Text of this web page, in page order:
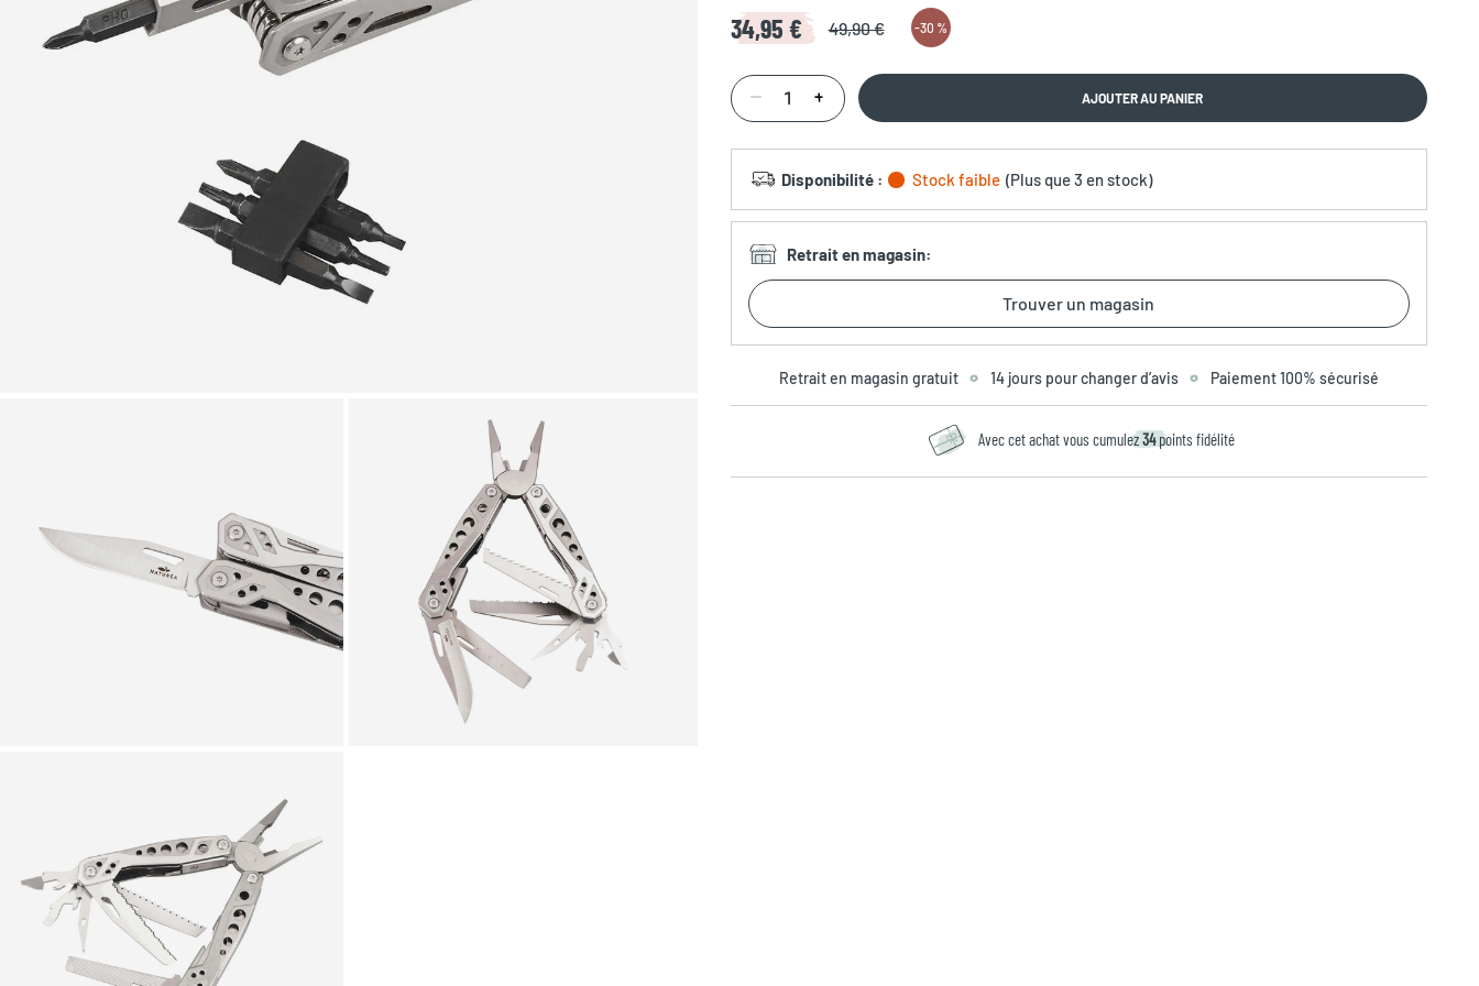
Zoomer sur l'image
Zoomer sur l'image
Zoomer sur l'image
34,95 € 49,90 € -30 %
AJOUTER AU PANIER
Disponibilité : Stock faible (Plus que3 en stock)
Retrait en magasin:
Trouver un magasin
Retrait en magasin gratuit 14 jours pour changer d’avis Paiement 100% sécurisé
Avec cet achat vous cumulez34 points fidélité